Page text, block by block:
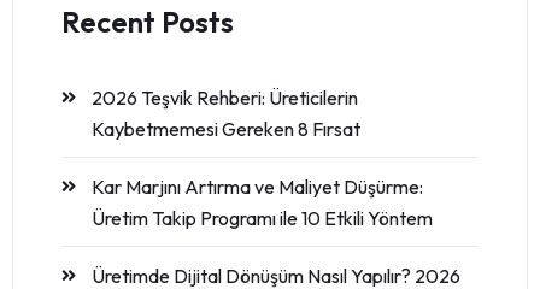
Recent Posts
2026 Teşvik Rehberi: Üreticilerin
Kaybetmemesi Gereken 8 Fırsat
Kar Marjını Artırma ve Maliyet Düşürme:
Üretim Takip Programı ile 10 Etkili Yöntem
Üretimde Dijital Dönüşüm Nasıl Yapılır? 2026